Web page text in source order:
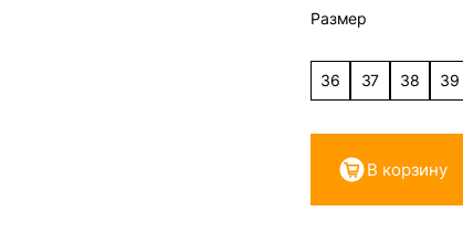
Размер
36 37 38 39
В корзину